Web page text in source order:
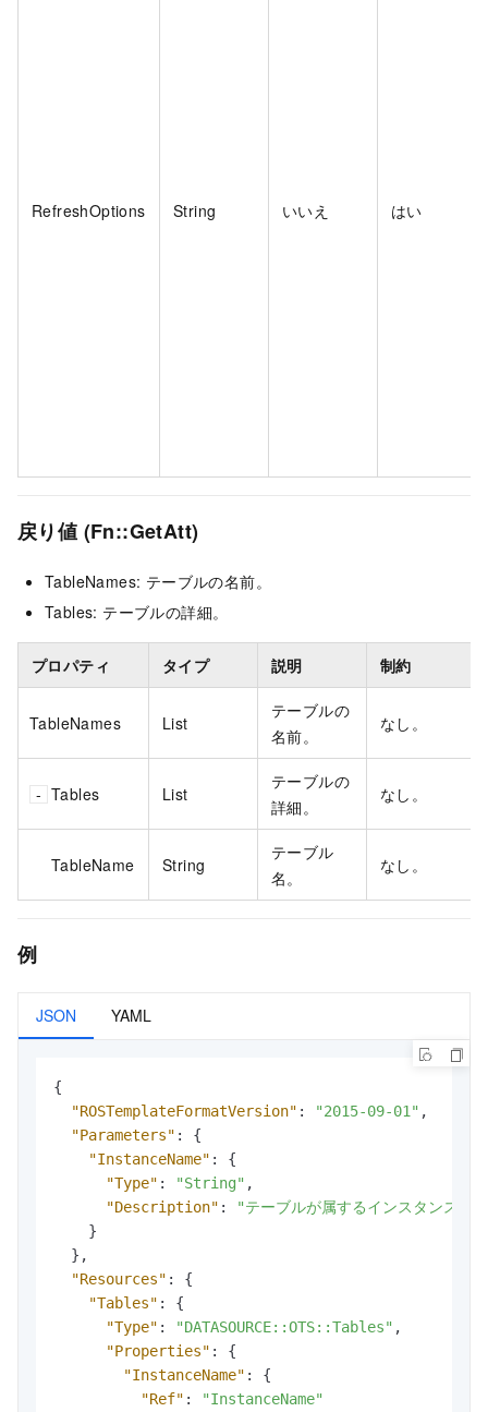
RefreshOptions String いいえ はい
戻り値 (Fn::GetAtt)
TableNames: テーブルの名前。
Tables: テーブルの詳細。
プロパティ タイプ 説明 制約
TableNames List
テーブルの
名前。
なし。
Tables List
テーブルの
詳細。
なし。
TableName String
テーブル
名。
なし。
例
JSON YAML
{
"ROSTemplateFormatVersion" : "2015-09-01" ,
"Parameters" :
{
"InstanceName" :
{
"Type" : "String" ,
"Description" :
"テーブルが属するインスタンスの
}
} ,
"Resources" :
{
"Tables" :
{
"Type" : "DATASOURCE::OTS::Tables" ,
"Properties" :
{
"InstanceName" :
{
"Ref" :
"InstanceName"